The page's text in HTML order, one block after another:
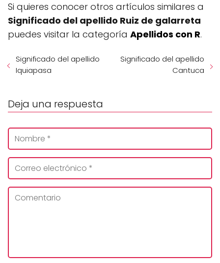
Si quieres conocer otros artículos similares a
Significado del apellido Ruiz de galarreta
puedes visitar la categoría Apellidos con R.
Significado del apellido
Iquiapasa
Significado del apellido
Cantuca
Deja una respuesta